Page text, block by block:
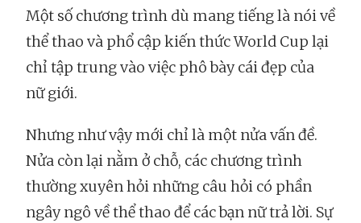
Một số chương trình dù mang tiếng là nói về
thể thao và phổ cập kiến thức World Cup lại
chỉ tập trung vào việc phô bày cái đẹp của
nữ giới.
Nhưng như vậy mới chỉ là một nửa vấn đề.
Nửa còn lại nằm ở chỗ, các chương trình
thường xuyên hỏi những câu hỏi có phần
ngây ngô về thể thao để các bạn nữ trả lời. Sự